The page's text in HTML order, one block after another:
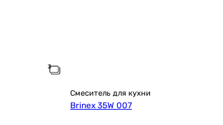
Смеситель для кухни
Brinex 35W 007